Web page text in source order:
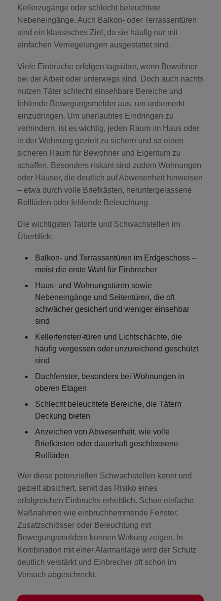
Kellerzugänge oder schlecht beleuchtete
Nebeneingänge. Auch Balkon- oder Terrassentüren
sind ein klassisches Ziel, da sie häufig nur mit
einfachen Verriegelungen ausgestattet sind.
Viele Einbrüche erfolgen tagsüber, wenn Bewohner
bei der Arbeit oder unterwegs sind. Doch auch nachts
nutzen Täter schlecht einsehbare Bereiche und
fehlende Bewegungsmelder aus, um unbemerkt
einzudringen. Um unerlaubtes Eindringen zu
verhindern, ist es wichtig, jeden Raum im Haus oder
in der Wohnung gezielt zu sichern und so einen
sicheren Raum für Bewohner und Eigentum zu
schaffen. Besonders riskant sind zudem Wohnungen
oder Häuser, die deutlich auf Abwesenheit hinweisen
– etwa durch volle Briefkästen, heruntergelassene
Rollläden oder fehlende Beleuchtung.
Die wichtigsten Tatorte und Schwachstellen im
Überblick:
Balkon- und Terrassentüren im Erdgeschoss –
meist die erste Wahl für Einbrecher
Haus- und Wohnungstüren sowie
Nebeneingänge und Seitentüren, die oft
schwächer gesichert und weniger einsehbar
sind
Kellerfenster/-türen und Lichtschächte, die
häufig vergessen oder unzureichend geschützt
sind
Dachfenster, besonders bei Wohnungen in
oberen Etagen
Schlecht beleuchtete Bereiche, die Tätern
Deckung bieten
Anzeichen von Abwesenheit, wie volle
Briefkästen oder dauerhaft geschlossene
Rollläden
Wer diese potenziellen Schwachstellen kennt und
gezielt absichert, senkt das Risiko eines
erfolgreichen Einbruchs erheblich. Schon einfache
Maßnahmen wie einbruchhemmende Fenster,
Zusatzschlösser oder Beleuchtung mit
Bewegungsmeldern können Wirkung zeigen. In
Kombination mit einer Alarmanlage wird der Schutz
deutlich verstärkt und Einbrecher oft schon im
Versuch abgeschreckt.